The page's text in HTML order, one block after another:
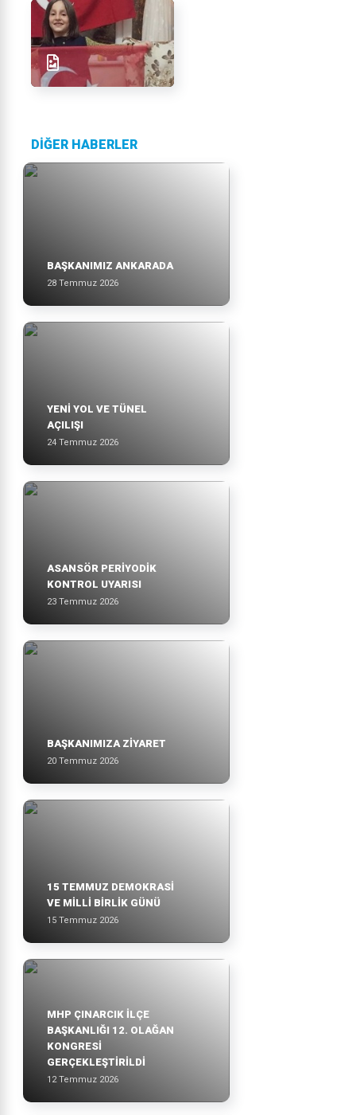
DİĞER HABERLER
BAŞKANIMIZ ANKARADA
28 Temmuz 2026
YENİ YOL VE TÜNEL
AÇILIŞI
24 Temmuz 2026
ASANSÖR PERİYODİK
KONTROL UYARISI
23 Temmuz 2026
BAŞKANIMIZA ZİYARET
20 Temmuz 2026
15 TEMMUZ DEMOKRASİ
VE MİLLİ BİRLİK GÜNÜ
15 Temmuz 2026
MHP ÇINARCIK İLÇE
BAŞKANLIĞI 12. OLAĞAN
KONGRESİ
GERÇEKLEŞTİRİLDİ
12 Temmuz 2026